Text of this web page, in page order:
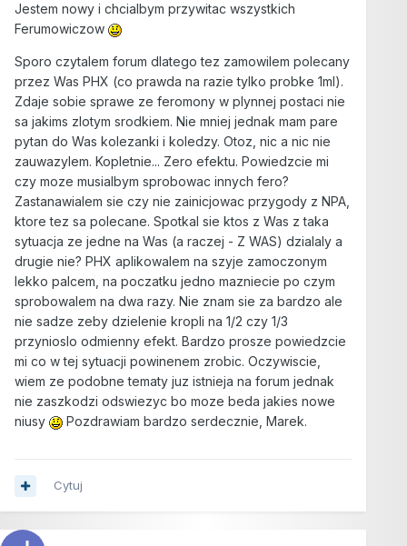
Jestem nowy i chcialbym przywitac wszystkich
Ferumowiczow
Sporo czytalem forum dlatego tez zamowilem polecany
przez Was PHX (co prawda na razie tylko probke 1ml).
Zdaje sobie sprawe ze feromony w plynnej postaci nie
sa jakims zlotym srodkiem. Nie mniej jednak mam pare
pytan do Was kolezanki i koledzy. Otoz, nic a nic nie
zauwazylem. Kopletnie... Zero efektu. Powiedzcie mi
czy moze musialbym sprobowac innych fero?
Zastanawialem sie czy nie zainicjowac przygody z NPA,
ktore tez sa polecane. Spotkal sie ktos z Was z taka
sytuacja ze jedne na Was (a raczej - Z WAS) dzialaly a
drugie nie? PHX aplikowalem na szyje zamoczonym
lekko palcem, na poczatku jedno mazniecie po czym
sprobowalem na dwa razy. Nie znam sie za bardzo ale
nie sadze zeby dzielenie kropli na 1/2 czy 1/3
przynioslo odmienny efekt. Bardzo prosze powiedzcie
mi co w tej sytuacji powinenem zrobic. Oczywiscie,
wiem ze podobne tematy juz istnieja na forum jednak
nie zaszkodzi odswiezyc bo moze beda jakies nowe
niusy
Pozdrawiam bardzo serdecznie, Marek.
Cytuj